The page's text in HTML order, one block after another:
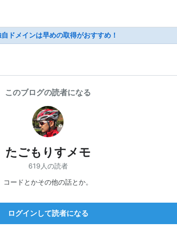
ドメインは早めの取得がおすすめ！
このブログの読者になる
たごもりすメモ
619人の読者
コードとかその他の話とか。
ログインして読者になる